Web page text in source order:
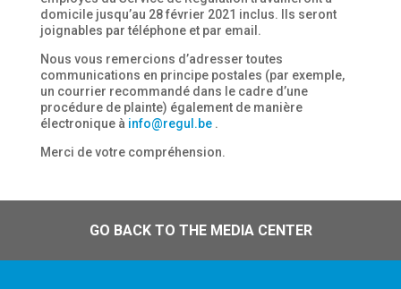
domicile jusqu’au 28 février 2021 inclus. Ils seront
joignables par téléphone et par email.
Nous vous remercions d’adresser toutes
communications en principe postales (par exemple,
un courrier recommandé dans le cadre d’une
procédure de plainte) également de manière
électronique à info@regul.be.
Merci de votre compréhension.
GO BACK TO THE MEDIA CENTER